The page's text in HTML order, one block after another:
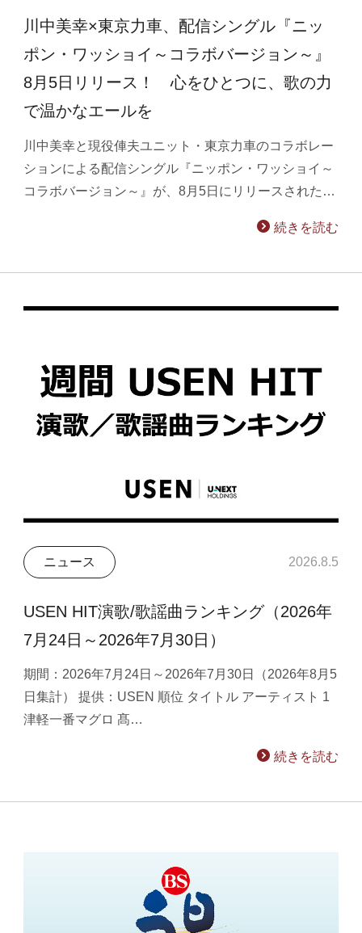
川中美幸×東京力車、配信シングル『ニッ
ポン・ワッショイ～コラボバージョン～』
8月5日リリース！ 心をひとつに、歌の力
で温かなエールを
川中美幸と現役俥夫ユニット・東京力車のコラボレー
ションによる配信シングル『ニッポン・ワッショイ～
コラボバージョン～』が、8月5日にリリースされた…
続きを読む
ニュース 2026.8.5
USEN HIT演歌/歌謡曲ランキング（2026年
7月24日～2026年7月30日）
期間：2026年7月24日～2026年7月30日（2026年8月5
日集計） 提供：USEN 順位 タイトル アーティスト 1
津軽一番マグロ 髙…
続きを読む